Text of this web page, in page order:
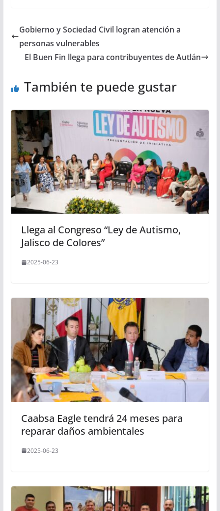
Gobierno y Sociedad Civil logran atención a
personas vulnerables
El Buen Fin llega para contribuyentes de Autlán
También te puede gustar
Llega al Congreso “Ley de Autismo,
Jalisco de Colores”
2025-06-23
Caabsa Eagle tendrá 24 meses para
reparar daños ambientales
2025-06-23